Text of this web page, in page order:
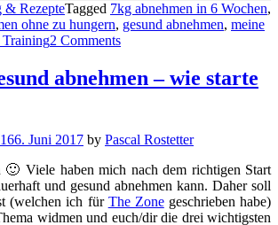
& RezepteTagged 7kg abnehmen in 6 Wochen,
ohne zu hungern, gesund abnehmen, meine
2 Comments
abnehmen – wie starte
6. Juni 2017 by Pascal Rostetter
Viele haben mich nach dem richtigen Start
und gesund abnehmen kann. Daher soll
(welchen ich für The Zonegeschrieben habe)
widmen und euch/dir die drei wichtigsten